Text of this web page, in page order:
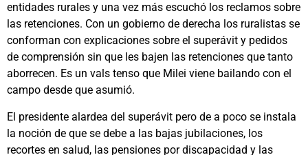
entidades rurales y una vez más escuchó los reclamos sobre
las retenciones. Con un gobierno de derecha los ruralistas se
conforman con explicaciones sobre el superávit y pedidos
de comprensión sin que les bajen las retenciones que tanto
aborrecen. Es un vals tenso que Milei viene bailando con el
campo desde que asumió.
El presidente alardea del superávit pero de a poco se instala
la noción de que se debe a las bajas jubilaciones, los
recortes en salud, las pensiones por discapacidad y las